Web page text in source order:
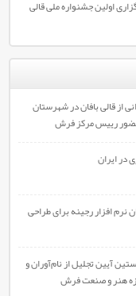
اولین جشنواره ملی قالی
از قالی بافان در شهرستان
رییس مرکز فرش
در ایران
نرم افزار رجینه برای طراحی
آیین تجلیل از نام‌آوران و
هنر و صنعت فرش